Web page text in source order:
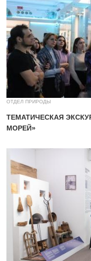
ОТДЕЛ ПРИРОДЫ
ТЕМАТИЧЕСКАЯ
МОРЕЙ»